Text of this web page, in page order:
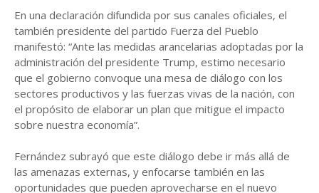
En una declaración difundida por sus canales oficiales, el
también presidente del partido Fuerza del Pueblo
manifestó: “Ante las medidas arancelarias adoptadas por la
administración del presidente Trump, estimo necesario
que el gobierno convoque una mesa de diálogo con los
sectores productivos y las fuerzas vivas de la nación, con
el propósito de elaborar un plan que mitigue el impacto
sobre nuestra economía”.
Fernández subrayó que este diálogo debe ir más allá de
las amenazas externas, y enfocarse también en las
oportunidades que pueden aprovecharse en el nuevo